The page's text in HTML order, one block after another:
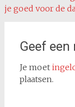
je goed voor de
Geef een
Je moet
plaatsen.